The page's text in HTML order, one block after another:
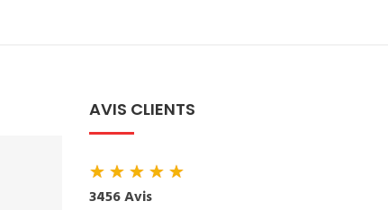
AVIS CLIENTS
★★★★★
3456 Avis